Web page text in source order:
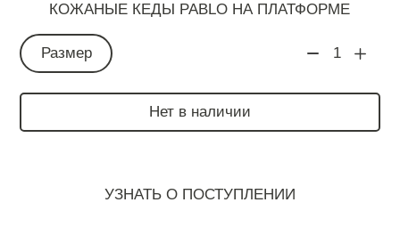
КОЖАНЫЕ КЕДЫ PABLO НА ПЛАТФОРМЕ
Размер 1
Нет в наличии
УЗНАТЬ О ПОСТУПЛЕНИИ